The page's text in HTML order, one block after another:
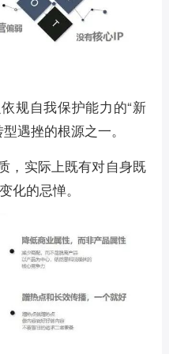
规自我保护能力的“新
遇挫的根源之一。
，实际上既有对自身既
化的忌惮。